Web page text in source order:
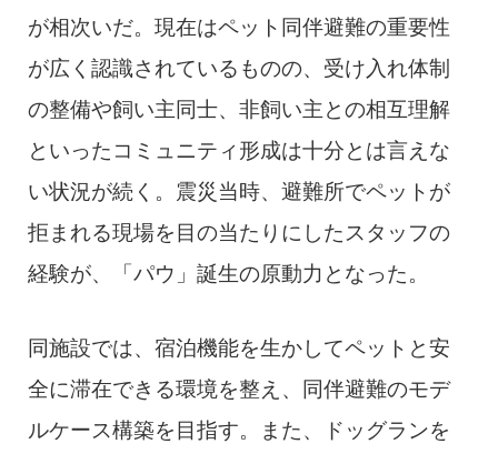
が相次いだ。現在はペット同伴避難の重要性
が広く認識されているものの、受け入れ体制
の整備や飼い主同士、非飼い主との相互理解
といったコミュニティ形成は十分とは言えな
い状況が続く。震災当時、避難所でペットが
拒まれる現場を目の当たりにしたスタッフの
経験が、「パウ」誕生の原動力となった。
同施設では、宿泊機能を生かしてペットと安
全に滞在できる環境を整え、同伴避難のモデ
ルケース構築を目指す。また、ドッグランを